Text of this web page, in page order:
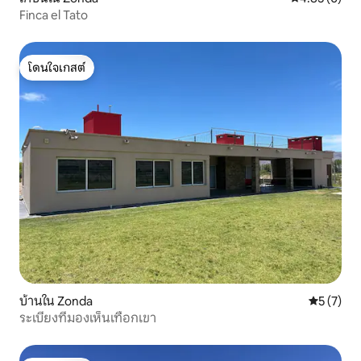
Finca el Tato
โดนใจเกสต์
โดนใจเกสต์
บ้านใน Zonda คะแนนเฉ
5 (7)
ระเบียงที่มองเห็นเทือกเขา